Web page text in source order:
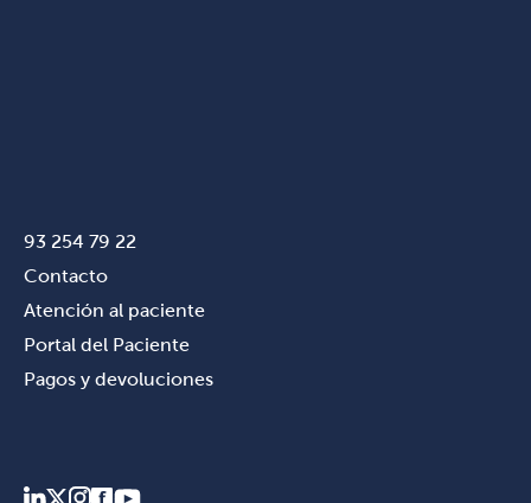
93 254 79 22
Contacto
Atención al paciente
Portal del Paciente
Pagos y devoluciones